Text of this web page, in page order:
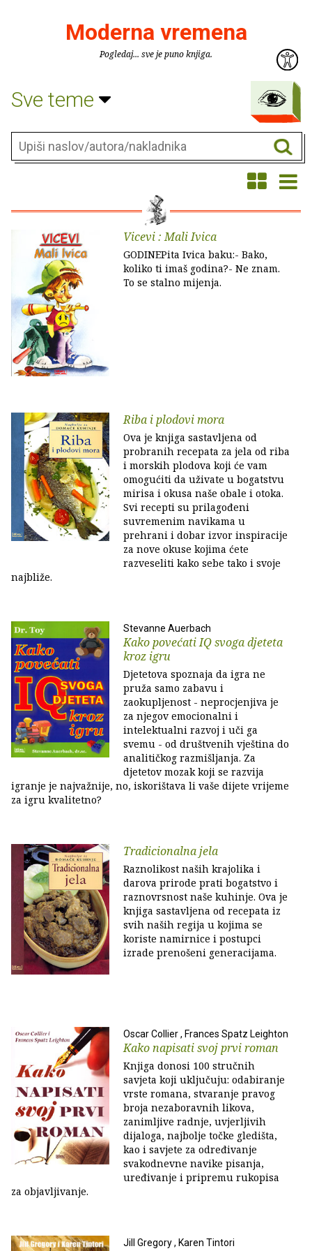
Moderna vremena
Pogledaj... sve je puno knjiga.
Sve teme
Vicevi : Mali Ivica
GODINEPita Ivica baku:- Bako,
koliko ti imaš godina?- Ne znam.
To se stalno mijenja.
Riba i plodovi mora
Ova je knjiga sastavljena od
probranih recepata za jela od riba
i morskih plodova koji će vam
omogućiti da uživate u bogatstvu
mirisa i okusa naše obale i otoka.
Svi recepti su prilagođeni
suvremenim navikama u
prehrani i dobar izvor inspiracije
za nove okuse kojima ćete
razveseliti kako sebe tako i svoje
najbliže.
Stevanne Auerbach
Kako povećati IQ svoga djeteta
kroz igru
Djetetova spoznaja da igra ne
pruža samo zabavu i
zaokupljenost - neprocjenjiva je
za njegov emocionalni i
intelektualni razvoj i uči ga
svemu - od društvenih vještina do
analitičkog razmišljanja. Za
djetetov mozak koji se razvija
igranje je najvažnije, no, iskorištava li vaše dijete vrijeme
za igru kvalitetno?
Tradicionalna jela
Raznolikost naših krajolika i
darova prirode prati bogatstvo i
raznovrsnost naše kuhinje. Ova je
knjiga sastavljena od recepata iz
svih naših regija u kojima se
koriste namirnice i postupci
izrade prenošeni generacijama.
Oscar Collier , Frances Spatz Leighton
Kako napisati svoj prvi roman
Knjiga donosi 100 stručnih
savjeta koji uključuju: odabiranje
vrste romana, stvaranje pravog
broja nezaboravnih likova,
zanimljive radnje, uvjerljivih
dijaloga, najbolje točke gledišta,
kao i savjete za određivanje
svakodnevne navike pisanja,
uređivanje i pripremu rukopisa
za objavljivanje.
Jill Gregory , Karen Tintori